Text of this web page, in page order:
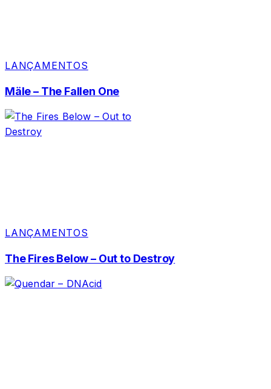
LANÇAMENTOS
Mäle – The Fallen One
LANÇAMENTOS
The Fires Below – Out to Destroy